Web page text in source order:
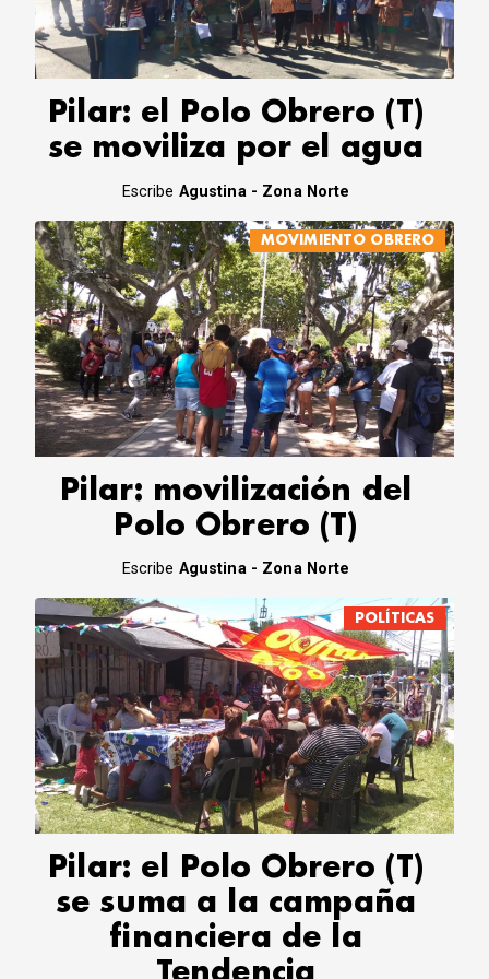
CORREO DE LECTORES
DEBATE
ARCHIVO
DECLARACIONES
ALTAMIRA RESPONDE
Política Obrera Revista
CONTACTO
Pilar: el Polo Obrero (T)
se moviliza por el agua
Escribe Agustina - Zona Norte
MOVIMIENTO OBRERO
Pilar: movilización del
Polo Obrero (T)
Escribe Agustina - Zona Norte
POLÍTICAS
Pilar: el Polo Obrero (T)
se suma a la campaña
financiera de la